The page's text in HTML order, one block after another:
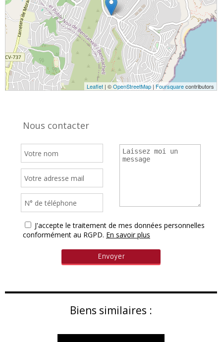
Biens similaires :
Leaflet | ©OpenStreetMap | Foursquarecontributors
Nous contacter
J'accepte le traitement de mes données personnelles
conformément au RGPD. En savoir plus